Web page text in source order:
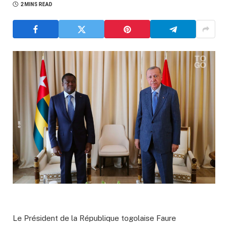
2 MINS READ
Le Président de la République togolaise Faure